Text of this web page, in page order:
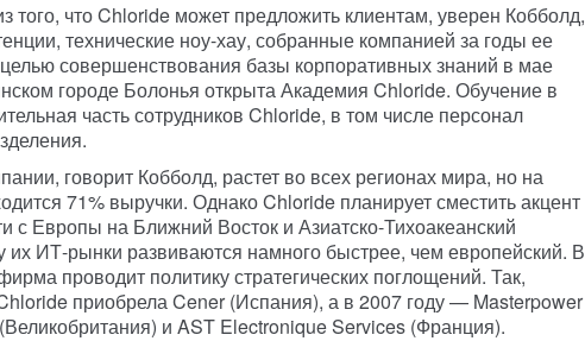
того, что Chloride может предложить клиентам, уверен Кобболд,
технические ноу-хау, собранные компанией за годы ее
совершенствования базы корпоративных знаний в мае
городе Болонья открыта Академия Chloride. Обучение в
часть сотрудников Chloride, в том числе персонал
говорит Кобболд, растет во всех регионах мира, но на
71% выручки. Однако Chloride планирует сместить акцент
с Европы на Ближний Восток и Азиатско-Тихоакеанский
их ИТ-рынки развиваются намного быстрее, чем европейский. В
проводит политику стратегических поглощений. Так,
приобрела Cener (Испания), а в 2007 году — Masterpower
и AST Electronique Services (Франция).